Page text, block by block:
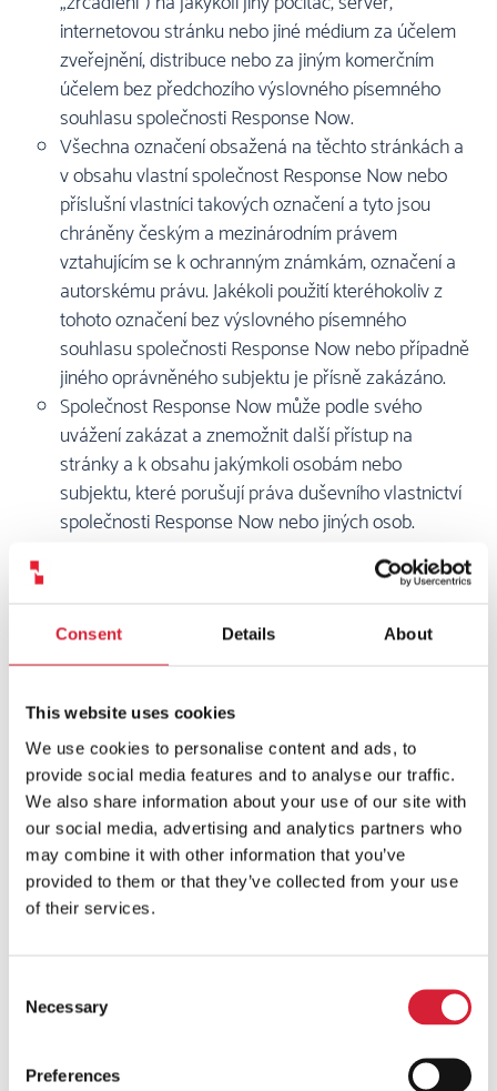
Consent Details About
This website uses cookies
We use cookies to personalise content and ads, to
provide social media features and to analyse our traffic.
We also share information about your use of our site with
our social media, advertising and analytics partners who
may combine it with other information that you’ve
provided to them or that they’ve collected from your use
of their services.
Selection
Necessary
Preferences
internetovou stránku nebo jiné médium za účelem
zveřejnění, distribuce nebo za jiným komerčním
účelem bez předchozího výslovného písemného
souhlasu společnosti Response Now.
Všechna označení obsažená na těchto stránkách a
v obsahu vlastní společnost Response Now nebo
příslušní vlastníci takových označení a tyto jsou
chráněny českým a mezinárodním právem
vztahujícím se k ochranným známkám, označení a
autorskému právu. Jakékoli použití kteréhokoliv z
tohoto označení bez výslovného písemného
souhlasu společnosti Response Now nebo případně
jiného oprávněného subjektu je přísně zakázáno.
Společnost Response Now může podle svého
uvážení zakázat a znemožnit další přístup na
stránky a k obsahu jakýmkoli osobám nebo
subjektu, které porušují práva duševního vlastnictví
společnosti Response Now nebo jiných osob.
UDĚLENÍ LICENCE
nevýhradní, nepřenosnou, nepřevoditelnou licenci (bez
práva na poskytování sublicencí) k přístupu na stránky a
způsobem pro vaše legitimní interní obchodní účely a
účely, které jsou jinak v souladu s těmito Podmínkami
použití. Nesmíte však:
Jiným způsobem stránky užít, zejména je pak
rozmnožovat, upravovat, rozšiřovat, pronajímat,
půjčovat, vystavovat, sdělovat veřejnosti, měnit,
pozměňovat, překládat nebo vytvářet odvozená díla
nebo obsah jakékoli třetí straně.
Provádět zpětnou analýzu, dekompilaci, rozebírat
nebo jinak se pokoušet odvodit zdrojový kód stránek
nebo obsahu.